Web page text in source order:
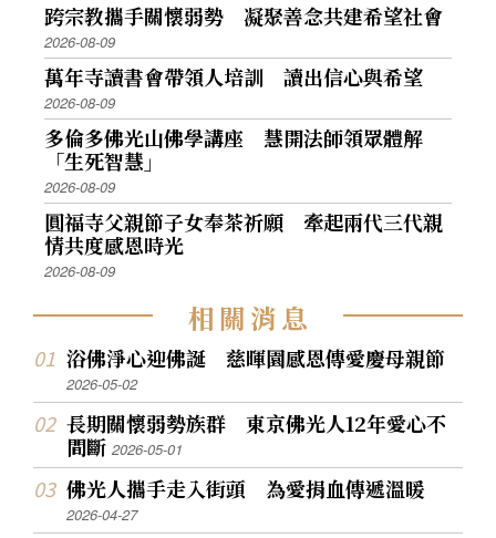
跨宗教攜手關懷弱勢 凝聚善念共建希望社會
2026-08-09
萬年寺讀書會帶領人培訓 讀出信心與希望
2026-08-09
多倫多佛光山佛學講座 慧開法師領眾體解
「生死智慧」
2026-08-09
圓福寺父親節子女奉茶祈願 牽起兩代三代親
情共度感恩時光
2026-08-09
相關消息
浴佛淨心迎佛誕 慈暉園感恩傳愛慶母親節
2026-05-02
長期關懷弱勢族群 東京佛光人12年愛心不
間斷2026-05-01
佛光人攜手走入街頭 為愛捐血傳遞溫暖
2026-04-27